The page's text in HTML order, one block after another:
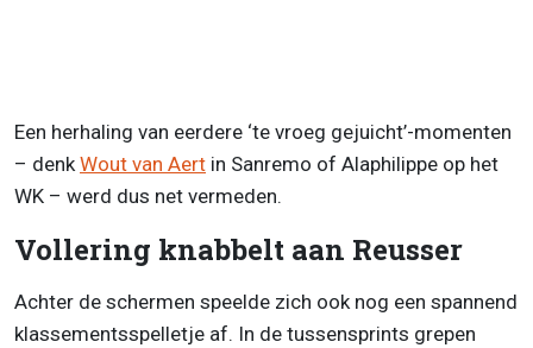
Een herhaling van eerdere ‘te vroeg gejuicht’-momenten
– denkWout van Aert in Sanremo of Alaphilippe op het
WK – werd dus net vermeden.
Vollering knabbelt aan Reusser
Achter de schermen speelde zich ook nog een spannend
klassementsspelletje af. In de tussensprints grepen